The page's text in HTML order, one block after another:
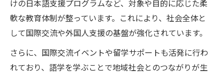
けの日本語支援プログラムなど、対象や目的に応じた柔
軟な教育体制が整っています。これにより、社会全体と
して国際交流や外国人支援の基盤が強化されています。
さらに、国際交流イベントや留学サポートも活発に行わ
れており、語学を学ぶことで地域社会とのつながりが生